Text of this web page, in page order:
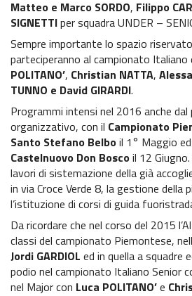
Informazioni e comunicati
Notizie sportive
Recensioni e test
Informazioni e comunicati
Notizie sportive
Recensioni e test
Archivio News
Contatti
Matteo e Marco SORDO, Filippo
SIGNETTIper squadra UNDER –
Sempre importante lo spazio
parteciperanno al campionato Italiano
POLITANO’, Christian NATTA,
TUNNO e David GIRARDI.
Programmi intensi nel 2016 anche
organizzativo, con il Campionato
Santo Stefano Belboil 1° Maggio
Castelnuovo Don Boscoil 12
lavori di sistemazione della già
in via Croce Verde 8, la gestione della
l’istituzione di corsi di guida
Da ricordare che nel corso del 2015
classi del campionato Piemontese,
Jordi GARDIOL ed in quella a squadre
podio nel campionato Italiano Senior
nel Major con Luca POLITANO’e